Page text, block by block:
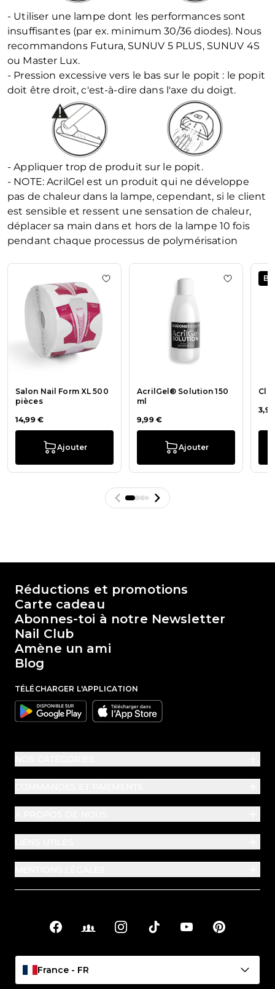
- Utiliser une lampe dont les performances sont
insuffisantes (par ex. minimum 30/36 diodes). Nous
recommandons Futura, SUNUV 5 PLUS, SUNUV 4S
ou Master Lux.
- Pression excessive vers le bas sur le popit : le popit
doit être droit, c'est-à-dire dans l'axe du doigt.
- Appliquer trop de produit sur le popit.
- NOTE: AcrilGel est un produit qui ne développe
pas de chaleur dans la lampe, cependant, si le client
est sensible et ressent une sensation de chaleur,
déplacer sa main dans et hors de la lampe 10 fois
pendant chaque processus de polymérisation
La navigation entre les éléments du carrousel est possible
Appuyez pour passer le carrousel
Salon Nail Form XL 500
pièces
14,99 €
Ajouter
Ajouter à la liste de souhaits Salon
AcrilGel® Solution 150
ml
9,99 €
Ajouter
Ajouter à
Le monde de Passione Beauty
Réductions et promotions
Carte cadeau
Abonnes-toi à notre Newsletter
Nail Club
Amène un ami
Blog
TÉLÉCHARGER L'APPLICATION
Google Apple
Liens sociaux
FacebookFacebook Groups
InstagramTikTok YouTubePinterest
France - FR